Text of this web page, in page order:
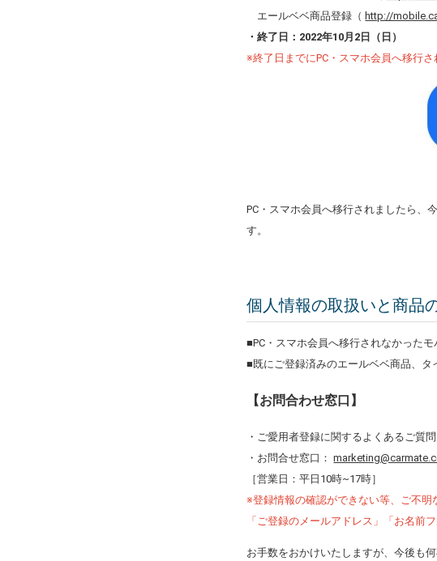
エールベベ商品登録（ http://
・終了日：2022年10月2日（日）
※終了日までにPC・スマホ会員へ移行
PC・スマホ会員へ移行されましたら、
す。
個人情報の取扱いと商品
■PC・スマホ会員へ移行されなかった
■既にご登録済みのエールベベ商品、タ
【お問合わせ窓口】
・ご愛用者登録に関するよくあるご質問
・お問合せ窓口：
［営業日：平日10時~17時］
※登録情報の確認ができない等、ご不明
「ご登録のメールアドレス」「お名前
お手数をおかけいたしますが、今後も